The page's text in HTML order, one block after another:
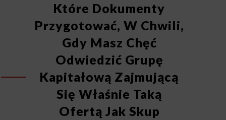
Które Dokumenty
Przygotować, W Chwili,
Gdy Masz Chęć
Odwiedzić Grupę
Kapitałową Zajmującą
Się Właśnie Taką
Ofertą Jak Skup